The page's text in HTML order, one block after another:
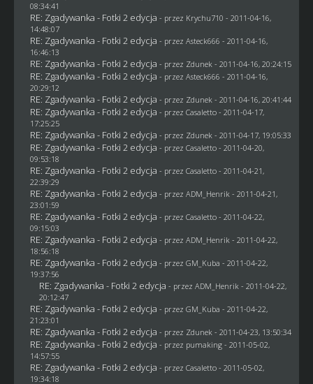
08:34:41
RE: Zgadywanka - Fotki 2 edycja - przez Krychu710 - 2011-04-16,
14:48:07
RE: Zgadywanka - Fotki 2 edycja - przez Asteck666 - 2011-04-16,
16:46:13
RE: Zgadywanka - Fotki 2 edycja - przez Zdunek - 2011-04-16, 20:24:15
RE: Zgadywanka - Fotki 2 edycja - przez Asteck666 - 2011-04-16,
20:29:12
RE: Zgadywanka - Fotki 2 edycja - przez Zdunek - 2011-04-16, 20:41:44
RE: Zgadywanka - Fotki 2 edycja - przez Casaletto- 2011-04-17,
17:25:25
RE: Zgadywanka - Fotki 2 edycja - przez Zdunek - 2011-04-17, 19:05:33
RE: Zgadywanka - Fotki 2 edycja - przez Casaletto- 2011-04-20,
09:53:18
RE: Zgadywanka - Fotki 2 edycja - przez Casaletto- 2011-04-21,
22:39:29
RE: Zgadywanka - Fotki 2 edycja - przez ADM_Henrik - 2011-04-21,
23:01:59
RE: Zgadywanka - Fotki 2 edycja - przez Casaletto- 2011-04-22,
09:15:03
RE: Zgadywanka - Fotki 2 edycja - przez ADM_Henrik - 2011-04-22,
18:56:18
RE: Zgadywanka - Fotki 2 edycja - przez GM_Kuba - 2011-04-22,
19:37:56
RE: Zgadywanka - Fotki 2 edycja - przez ADM_Henrik - 2011-04-22,
20:12:47
RE: Zgadywanka - Fotki 2 edycja - przez GM_Kuba - 2011-04-22,
21:23:01
RE: Zgadywanka - Fotki 2 edycja - przez Zdunek - 2011-04-23, 13:50:34
RE: Zgadywanka - Fotki 2 edycja - przez pumaking- 2011-05-02,
14:57:55
RE: Zgadywanka - Fotki 2 edycja - przez Casaletto- 2011-05-02,
19:34:18